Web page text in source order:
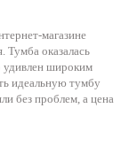
магазине
Тумба оказалась
удивлен широким
идеальную тумбу
без проблем, а цена